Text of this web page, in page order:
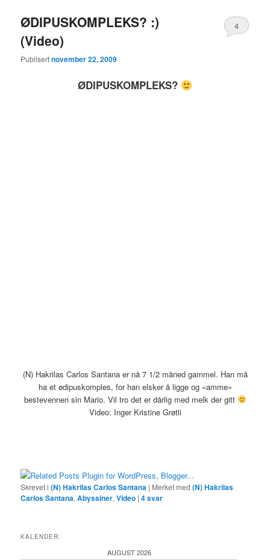
ØDIPUSKOMPLEKS? :)
(Video)
Publisertnovember 22, 2009
4
ØDIPUSKOMPLEKS?
(N) Hakrilas Carlos Santana er nå 7 1/2 måned gammel. Han må
ha et ødipuskomples, for han elsker å ligge og «amme»
bestevennen sin Mario. Vil tro det er dårlig med melk der gitt
Video: Inger Kristine Grøtli
Skrevet i (N) Hakrilas Carlos Santana | Merket med (N) Hakrilas
Carlos Santana,Abyssiner,Video |4svar
KALENDER:
AUGUST 2026